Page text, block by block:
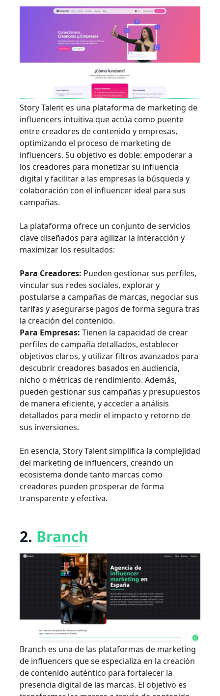
Story Talent es una plataforma de marketing de
influencers intuitiva que actúa como puente
entre creadores de contenido y empresas,
optimizando el proceso de marketing de
influencers. Su objetivo es doble: empoderar a
los creadores para monetizar su influencia
digital y facilitar a las empresas la búsqueda y
colaboración con el influencer ideal para sus
campañas.
La plataforma ofrece un conjunto de servicios
clave diseñados para agilizar la interacción y
maximizar los resultados:
Para Creadores: Pueden gestionar sus perfiles,
vincular sus redes sociales, explorar y
postularse a campañas de marcas, negociar sus
tarifas y asegurarse pagos de forma segura tras
la creación del contenido.
Para Empresas: Tienen la capacidad de crear
perfiles de campaña detallados, establecer
objetivos claros, y utilizar filtros avanzados para
descubrir creadores basados en audiencia,
nicho o métricas de rendimiento. Además,
pueden gestionar sus campañas y presupuestos
de manera eficiente, y acceder a análisis
detallados para medir el impacto y retorno de
sus inversiones.
En esencia, Story Talent simplifica la complejidad
del marketing de influencers, creando un
ecosistema donde tanto marcas como
creadores pueden prosperar de forma
transparente y efectiva.
2. Branch
Branch es una de las plataformas de marketing
de influencers que se especializa en la creación
de contenido auténtico para fortalecer la
presencia digital de las marcas. El objetivo es